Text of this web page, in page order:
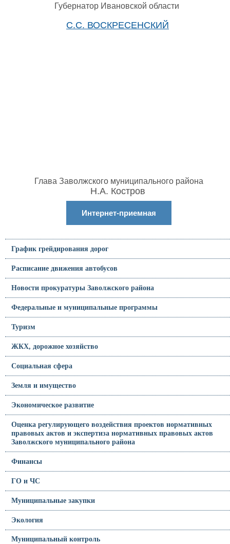
Губернатор Ивановской области
С.С. ВОСКРЕСЕНСКИЙ
Глава Заволжского муниципального района
Н.А. Костров
Интернет-приемная
График грейдирования дорог
Расписание движения автобусов
Новости прокуратуры Заволжского района
Федеральные и муниципальные программы
Туризм
ЖКХ, дорожное хозяйство
Социальная сфера
Земля и имущество
Экономическое развитие
Оценка регулирующего воздействия проектов нормативных
правовых актов и экспертиза нормативных правовых актов
Заволжского муниципального района
Финансы
ГО и ЧС
Муниципальные закупки
Экология
Муниципальный контроль